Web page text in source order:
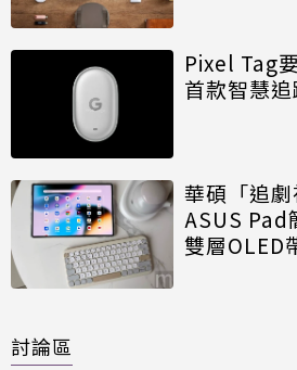
Pixel Tag
首款智慧
華碩「追劇
ASUS Pad
雙層OLED
討論區